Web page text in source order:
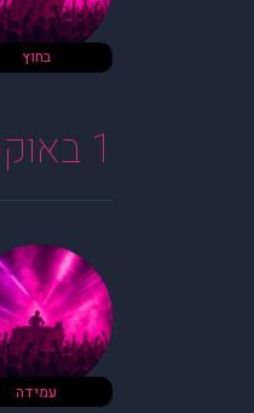
בחוץ
1 באוקטובר
עמידה